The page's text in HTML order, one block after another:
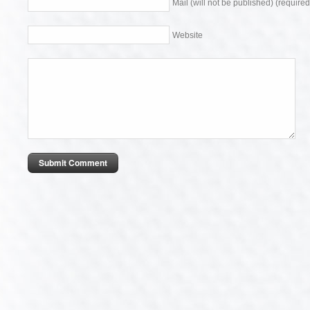
Mail (will not be published)
Website